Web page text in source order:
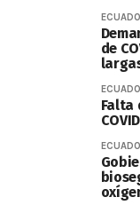
de
Falta